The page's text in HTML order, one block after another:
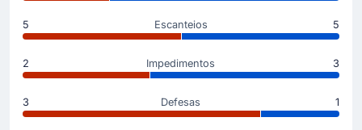
Início do jogo
5 Escanteios 5
2 Impedimentos 3
3 Defesas 1